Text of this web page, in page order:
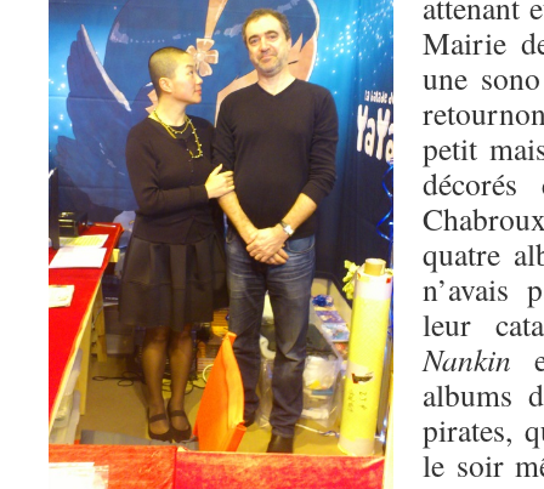
Mairie
une
petit
quatre
n’avais
leur
Nankin
albums
pirates,
le soir